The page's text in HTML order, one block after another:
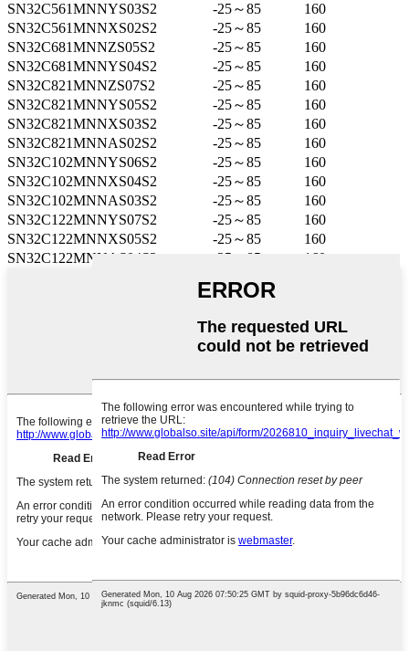
SN32C561MNNYS03S2
-25～85
160
SN32C561MNNXS02S2
-25～85
160
SN32C681MNNZS05S2
-25～85
160
SN32C681MNNYS04S2
-25～85
160
SN32C821MNNZS07S2
-25～85
160
SN32C821MNNYS05S2
-25～85
160
SN32C821MNNXS03S2
-25～85
160
SN32C821MNNAS02S2
-25～85
160
SN32C102MNNYS06S2
-25～85
160
SN32C102MNNXS04S2
-25～85
160
SN32C102MNNAS03S2
-25～85
160
SN32C122MNNYS07S2
-25～85
160
SN32C122MNNXS05S2
-25～85
160
SN32C122MNNAS04S2
-25～85 160